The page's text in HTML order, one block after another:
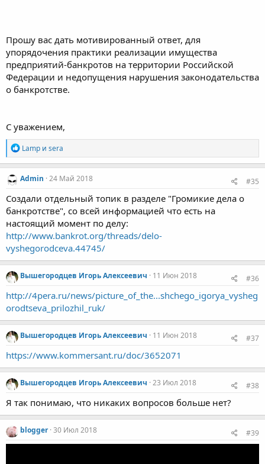
Прошу вас дать мотивированный ответ, для
упорядочения практики реализации имущества
предприятий-банкротов на территории Российской
Федерации и недопущения нарушения законодательства
о банкротстве.
С уважением,
Р
е
а
к
и
:
Lamp и sera
Admin 24 Май 2018 #35
Создали отдельный топик в разделе "Громикие дела о
банкротстве", со всей информацией что есть на
настоящий момент по делу:
http://www.bankrot.org/threads/delo-
vyshegorodceva.44745/
Вышегородцев Игорь Алексеевич 11 Июн 2018 #36
http://4pera.ru/news/picture_of_the...shchego_igorya_vysheg
orodtseva_prilozhil_ruk/
Вышегородцев Игорь Алексеевич 11 Июн 2018 #37
https://www.kommersant.ru/doc/3652071
Вышегородцев Игорь Алексеевич 23 Июл 2018 #38
Я так понимаю, что никаких вопросов больше нет?
blogger 30 Июл 2018 #39